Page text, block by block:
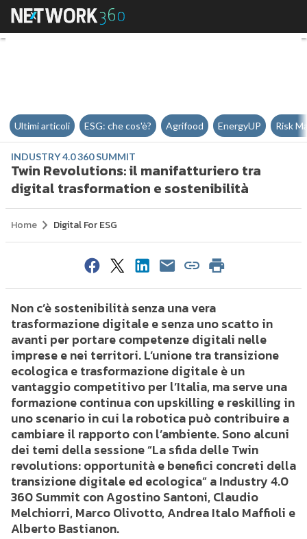
Twin Revolutions: il
Ultimi articoli ESG: che cos'è? Agrifood EnergyUP Risk
INDUSTRY 4.0 360 SUMMIT
Twin Revolutions: il manifatturiero tra
digital trasformation e sostenibilità
Home Digital For ESG
Non c’è sostenibilità senza una vera
trasformazione digitale e senza uno scatto in
avanti per portare competenze digitali nelle
imprese e nei territori. L’unione tra transizione
ecologica e trasformazione digitale è un
vantaggio competitivo per l’Italia, ma serve una
formazione continua con upskilling e reskilling in
uno scenario in cui la robotica può contribuire a
cambiare il rapporto con l’ambiente. Sono alcuni
dei temi della sessione “La sfida delle Twin
revolutions: opportunità e benefici concreti della
transizione digitale ed ecologica” a Industry 4.0
360 Summit con Agostino Santoni, Claudio
Melchiorri, Marco Olivotto, Andrea Italo Maffioli e
Alberto Bastianon.